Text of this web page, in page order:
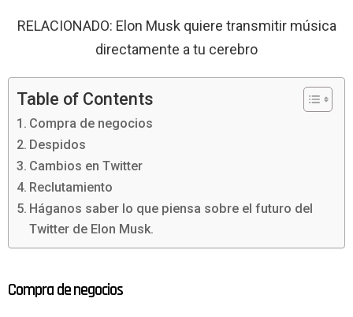
RELACIONADO: Elon Musk quiere transmitir música
directamente a tu cerebro
Table of Contents
Compra de negocios
Despidos
Cambios en Twitter
Reclutamiento
Háganos saber lo que piensa sobre el futuro del
Twitter de Elon Musk.
Compra de negocios